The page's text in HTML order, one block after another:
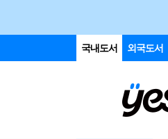
국내도서 외국도서